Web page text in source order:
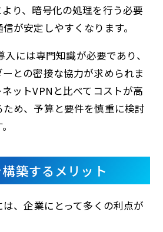
り、暗号化の処理を行う必要
が安定しやすくなります。
には専門知識が必要であり、
との密接な協力が求められま
ットVPNと比べてコストが高
め、予算と要件を慎重に検討
築するメリット
、企業にとって多くの利点が